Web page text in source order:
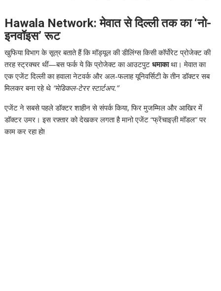
Hawala Network: मेवात से दिल्ली तक का ‘नो-
इनवॉइस’ रूट
खुफिया विभाग के सूत्र बताते हैं कि मॉड्यूल की डीलिंग्स किसी कॉर्पोरेट प्रोजेक्ट की
तरह स्ट्रक्चर थीं—बस फर्क ये कि प्रोजेक्ट का आउटपुटधमाकाथा। मेवात का
एक एजेंट दिल्ली का हवाला नेटवर्क और अल-फलाह यूनिवर्सिटी के तीन डॉक्टर सब
मिलकर बना रहे थे “मेडिकल-टेरर स्टार्टअप.”
एजेंट ने सबसे पहले डॉक्टर शाहीन से संपर्क किया, फिर मुजम्मिल और आखिर में
डॉक्टर उमर। इस रफ़्तार को देखकर लगता है मानो एजेंट “फ्रेंचाइज़ी मॉडल” पर
काम कर रहा हो!